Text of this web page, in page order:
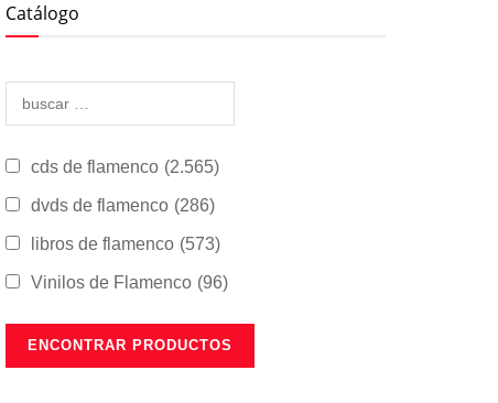
Catálogo
cds de flamenco (2.565)
dvds de flamenco (286)
libros de flamenco (573)
Vinilos de Flamenco (96)
FLAMENCO
Lorenzo
FLAMENCO
Gregorio